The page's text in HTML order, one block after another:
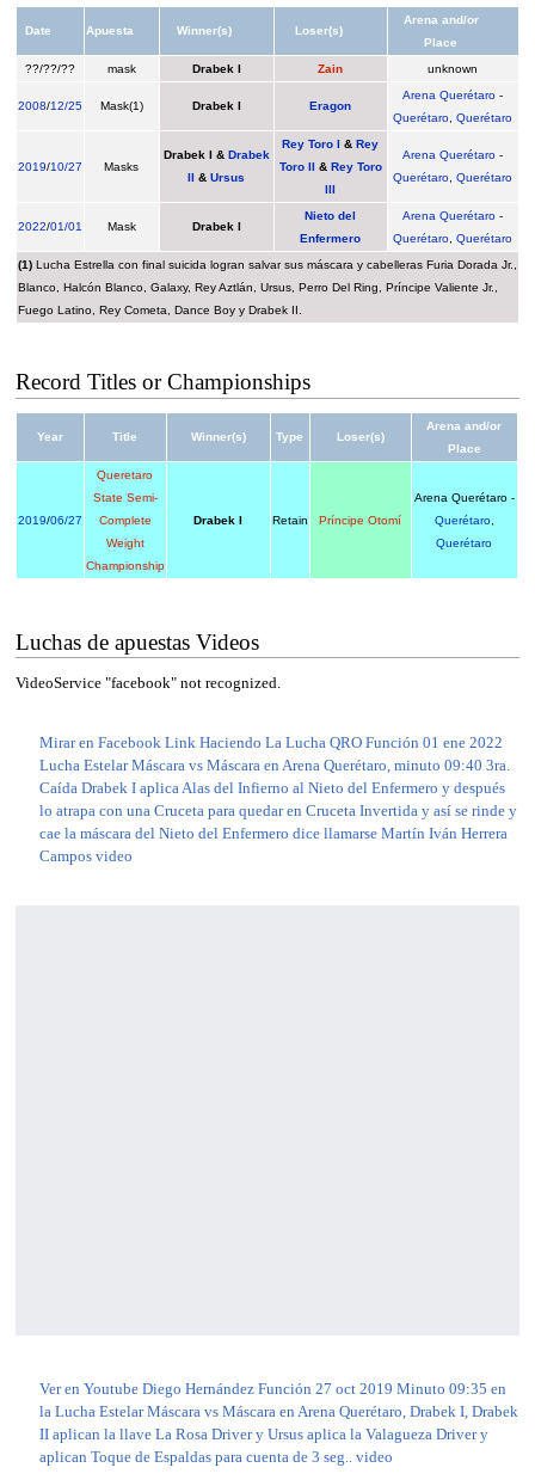
Date Apuesta Winner(s) Loser(s)
Arena and/or
Place
??/??/??
mask Drabek I Zain unknown
2008/12/25 Mask(1) Drabek I Eragon
Arena Querétaro -
Querétaro ,Querétaro
2019/10/27 Masks
Drabek I& Drabek
II &Ursus
Rey Toro I &Rey
Toro II& Rey Toro
III
Arena Querétaro -
Querétaro ,Querétaro
2022/01/01 Mask Drabek I
Nieto del
Enfermero
Arena Querétaro -
Querétaro ,Querétaro
(1)Lucha Estrella con final suicida logran salvar sus máscara y cabelleras Furia Dorada Jr.,
Blanco, Halcón Blanco, Galaxy, Rey Aztlán, Ursus, Perro Del Ring, Príncipe Valiente Jr.,
Fuego Latino, Rey Cometa, Dance Boy y Drabek II.
Record Titles or Championships
Year Title Winner(s) Type Loser(s)
Arena and/or
Place
2019/06/27
Queretaro
State Semi-
Complete
Weight
Championship
Drabek I Retain Príncipe Otomí
Arena Querétaro -
Querétaro
Querétaro
Luchas de apuestas Videos
VideoService "facebook" not recognized.
Mirar en Facebook Link Haciendo La Lucha QRO Función 01 ene 2022
Lucha Estelar Máscara vs Máscara en Arena Querétaro, minuto 09:40 3ra.
Caída Drabek I aplica Alas del Infierno al Nieto del Enfermero y después
lo atrapa con una Cruceta para quedar en Cruceta Invertida y así se rinde y
cae la máscara del Nieto del Enfermero dice llamarse Martín Iván Herrera
Campos video
Ver en Youtube Diego Hernández Función 27 oct 2019 Minuto 09:35 en
la Lucha Estelar Máscara vs Máscara en Arena Querétaro, Drabek I, Drabek
II aplican la llave La Rosa Driver y Ursus aplica la Valagueza Driver y
aplican Toque de Espaldas para cuenta de 3 seg.. video